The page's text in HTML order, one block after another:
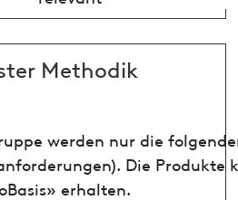
Methodik
werden nur die
Die Produkte
erhalten.